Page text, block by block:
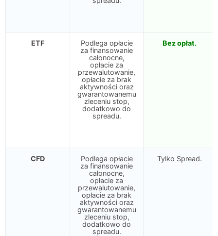
ETF
Podlega opłacie
za finansowanie
całonocne,
opłacie za
przewalutowanie,
opłacie za brak
aktywności oraz
gwarantowanemu
zleceniu stop,
dodatkowo do
spreadu.
Bez opłat.
CFD
Podlega opłacie
za finansowanie
całonocne,
opłacie za
przewalutowanie,
opłacie za brak
aktywności oraz
gwarantowanemu
zleceniu stop,
dodatkowo do
spreadu.
Tylko Spread.